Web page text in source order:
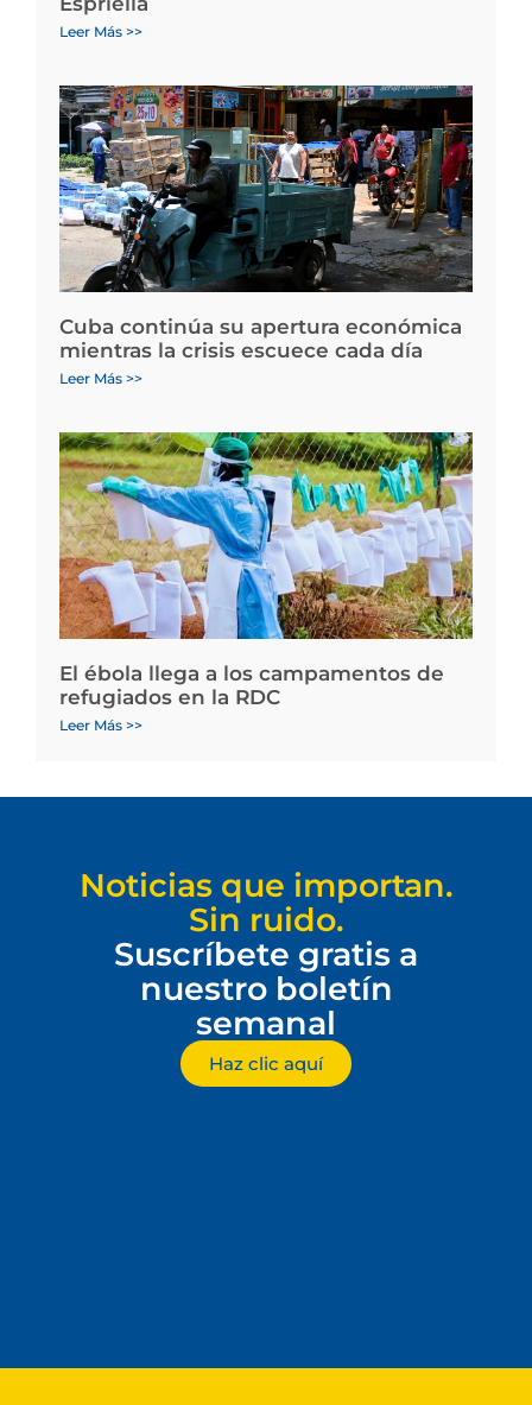
Leer Más >>
Cuba continúa su apertura económica
mientras la crisis escuece cada día
Leer Más >>
El ébola llega a los campamentos de
refugiados en la RDC
Leer Más >>
Noticias que importan.
Sin ruido.
Suscríbete gratis a
nuestro boletín
semanal
Haz clic aquí